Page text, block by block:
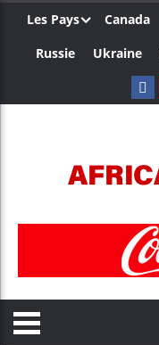
Les Pays Canada
Russie
Ukraine